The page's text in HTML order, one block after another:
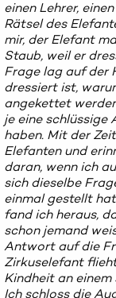
einen Lehrer,
Rätsel des
mir, der Elefant
Staub, weil er
Frage lag auf der
dressiert ist,
angekettet
je eine schlüssige
haben. Mit der
Elefanten und
daran, wenn ich
sich dieselbe
einmal gestellt
fand ich heraus,
schon jemand
Antwort auf die
Zirkuselefant
Kindheit an
Ich schloss die